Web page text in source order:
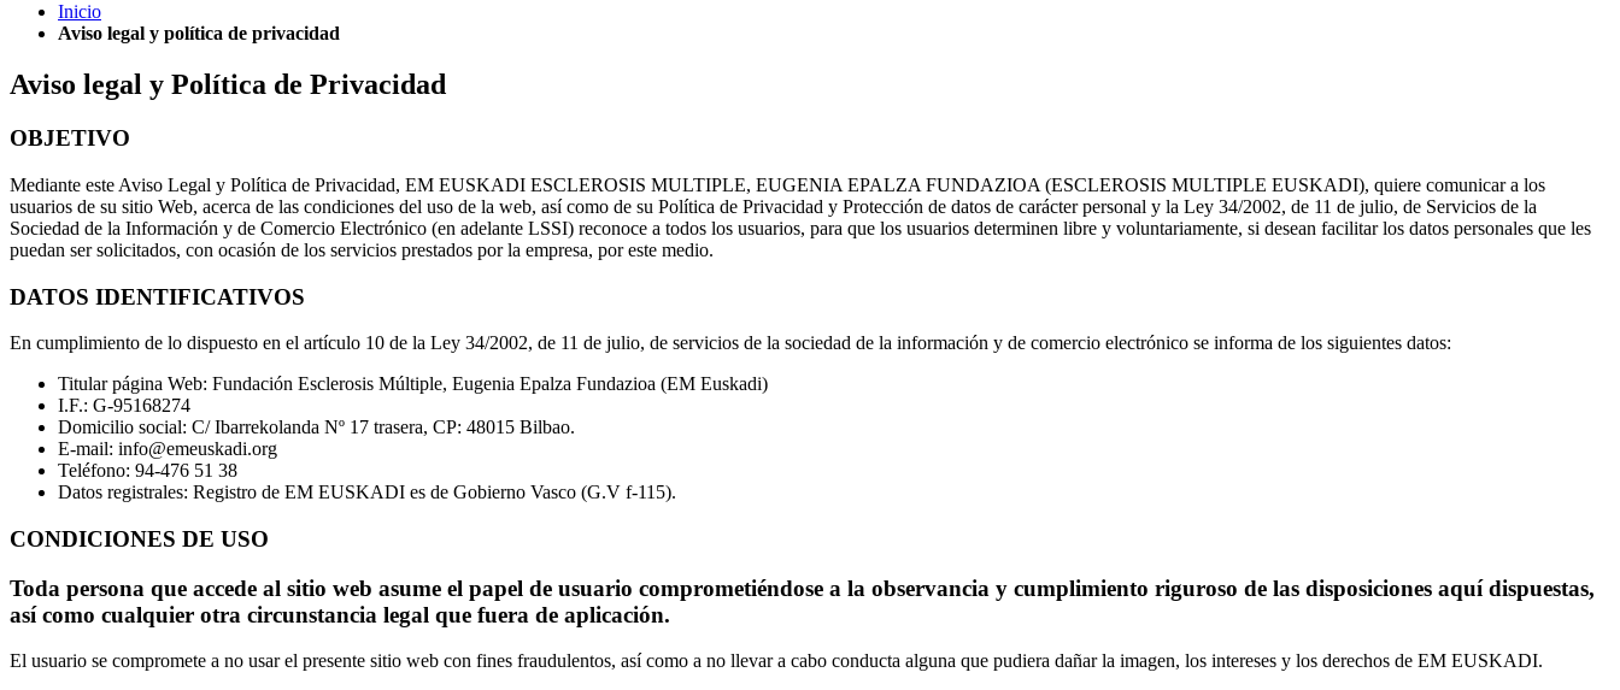
Inicio
Aviso legal y política de privacidad
Aviso legal y Política de Privacidad
OBJETIVO
Mediante este Aviso Legal y Política de Privacidad, EM EUSKADI ESCLEROSIS MULTIPLE, EUGENIA EPALZA FUNDAZIOA (ESCLEROSIS MULTIPLE EUSKADI), quiere comunicar a los
usuarios de su sitio Web, acerca de las condiciones del uso de la web, así como de su Política de Privacidad y Protección de datos de carácter personal y la Ley 34/2002, de 11 de julio, de Servicios de la
Sociedad de la Información y de Comercio Electrónico (en adelante LSSI) reconoce a todos los usuarios, para que los usuarios determinen libre y voluntariamente, si desean facilitar los datos personales que les
puedan ser solicitados, con ocasión de los servicios prestados por la empresa, por este medio.
DATOS IDENTIFICATIVOS
En cumplimiento de lo dispuesto en el artículo 10 de la Ley 34/2002, de 11 de julio, de servicios de la sociedad de la información y de comercio electrónico se informa de los siguientes datos:
Titular página Web: Fundación Esclerosis Múltiple, Eugenia Epalza Fundazioa (EM Euskadi)
I.F.: G-95168274
Domicilio social: C/ Ibarrekolanda Nº 17 trasera, CP: 48015 Bilbao.
E-mail: info@emeuskadi.org
Teléfono: 94-476 51 38
Datos registrales: Registro de EM EUSKADI es de Gobierno Vasco (G.V f-115).
CONDICIONES DE USO
Toda persona que accede al sitio web asume el papel de usuario comprometiéndose a la observancia y cumplimiento riguroso de las disposiciones aquí dispuestas,
así como cualquier otra circunstancia legal que fuera de aplicación.
El usuario se compromete a no usar el presente sitio web con fines fraudulentos, así como a no llevar a cabo conducta alguna que pudiera dañar la imagen, los intereses y los derechos de EM EUSKADI.